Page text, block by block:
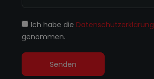
Ich habe die Datenschutzerklärung
genommen.
Senden